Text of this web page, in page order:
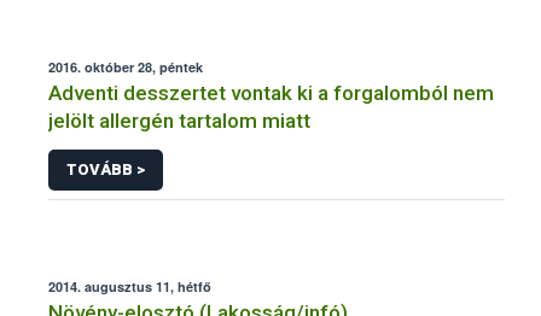
2016. október 28, péntek
Adventi desszertet vontak ki a forgalomból nem
jelölt allergén tartalom miatt
TOVÁBB >
2014. augusztus 11, hétfő